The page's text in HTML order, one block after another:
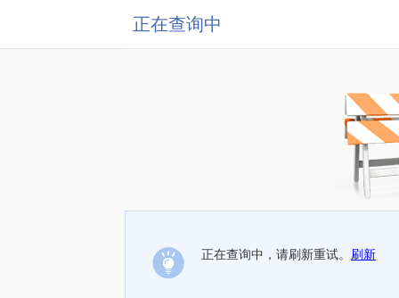
正在查询中
正在查询中，请刷新重试。 刷新